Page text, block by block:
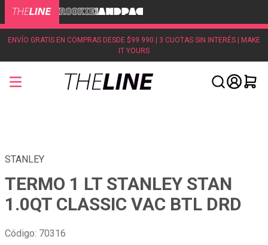
ENVÍO GRATIS EN COMPRAS DESDE $99.990 | 3 CUOTAS SIN INTERÉS | MAKE
IT YOURS
STANLEY
TERMO 1 LT STANLEY STAN
1.0QT CLASSIC VAC BTL DRD
Código: 70316